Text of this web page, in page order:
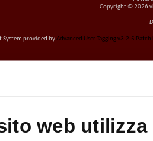
web utilizza
Copyright © 2026
System provided byAdvanced User Tagging v3.2.5 Patch